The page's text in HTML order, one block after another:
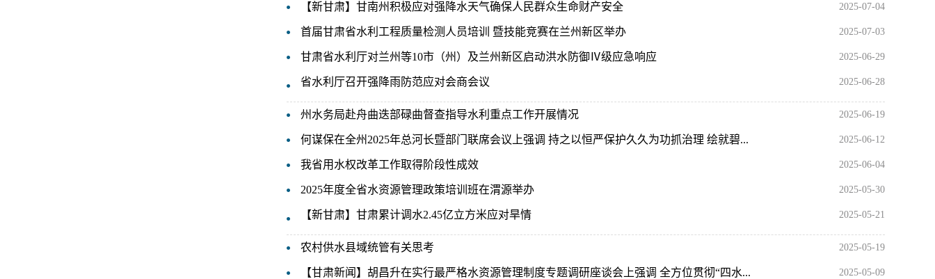
【新甘肃】甘南州积极应对强降水天气确保人民群众生命财产安全 2025-07-04
首届甘肃省水利工程质量检测人员培训 暨技能竞赛在兰州新区举办 2025-07-03
甘肃省水利厅对兰州等10市（州）及兰州新区启动洪水防御Ⅳ级应急响应 2025-06-29
省水利厅召开强降雨防范应对会商会议 2025-06-28
州水务局赴舟曲迭部碌曲督查指导水利重点工作开展情况 2025-06-19
何谋保在全州2025年总河长暨部门联席会议上强调 持之以恒严保护久久为功抓治理 绘就碧... 2025-06-12
我省用水权改革工作取得阶段性成效 2025-06-04
2025年度全省水资源管理政策培训班在渭源举办 2025-05-30
【新甘肃】甘肃累计调水2.45亿立方米应对旱情 2025-05-21
农村供水县域统管有关思考 2025-05-19
【甘肃新闻】胡昌升在实行最严格水资源管理制度专题调研座谈会上强调 全方位贯彻“四水... 2025-05-09